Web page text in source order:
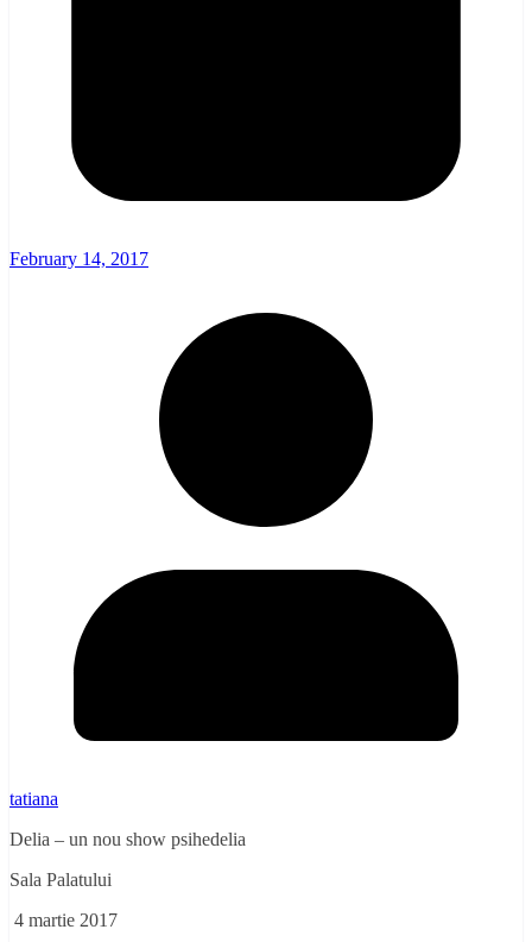
February 14, 2017
tatiana
Delia – un nou show psihedelia
Sala Palatului
4 martie 2017